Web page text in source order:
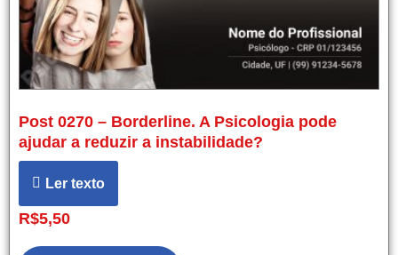
Post 0270 – Borderline. A Psicologia pode
ajudar a reduzir a instabilidade?
Ler texto
R$5,50